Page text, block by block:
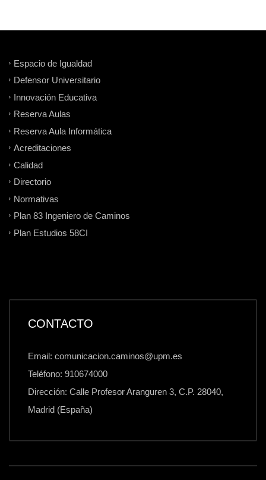
Espacio de Igualdad
Defensor Universitario
Innovación Educativa
Reserva Aulas
Reserva Aula Informática
Acreditaciones
Calidad
Directorio
Normativas
Plan 83 Ingeniero de Caminos
Plan Estudios 58CI
CONTACTO
Email: comunicacion.caminos@upm.es
Teléfono: 910674000
Dirección: Calle Profesor Aranguren 3, C.P. 28040,
Madrid (España)